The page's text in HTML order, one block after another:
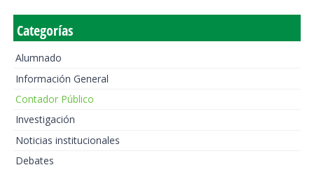
Categorías
Alumnado
Información General
Contador Público
Investigación
Noticias institucionales
Debates